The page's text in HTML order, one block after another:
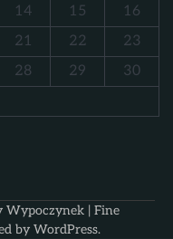
14 15
16
21 22
23
28 29
30
Wypoczynek| Fine
by WordPress.